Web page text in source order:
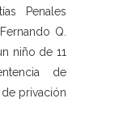
Penales
Q.
niño de 11
de
privación